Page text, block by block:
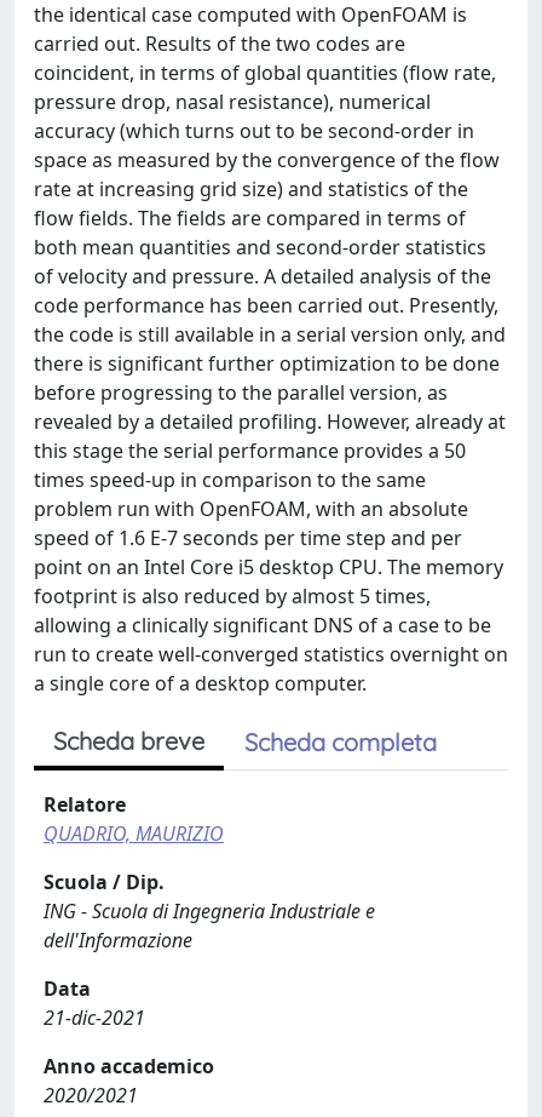
the identical case computed with OpenFOAM is
carried out. Results of the two codes are
coincident, in terms of global quantities (flow rate,
pressure drop, nasal resistance), numerical
accuracy (which turns out to be second-order in
space as measured by the convergence of the flow
rate at increasing grid size) and statistics of the
flow fields. The fields are compared in terms of
both mean quantities and second-order statistics
of velocity and pressure. A detailed analysis of the
code performance has been carried out. Presently,
the code is still available in a serial version only, and
there is significant further optimization to be done
before progressing to the parallel version, as
revealed by a detailed profiling. However, already at
this stage the serial performance provides a 50
times speed-up in comparison to the same
problem run with OpenFOAM, with an absolute
speed of 1.6 E-7 seconds per time step and per
point on an Intel Core i5 desktop CPU. The memory
footprint is also reduced by almost 5 times,
allowing a clinically significant DNS of a case to be
run to create well-converged statistics overnight on
a single core of a desktop computer.
Scheda breve Scheda completa
Relatore
QUADRIO, MAURIZIO
Scuola / Dip.
ING - Scuola di Ingegneria Industriale e
dell'Informazione
Data
21-dic-2021
Anno accademico
2020/2021